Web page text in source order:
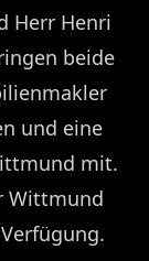
Herr Henri
beide
und eine
mit.
Wittmund